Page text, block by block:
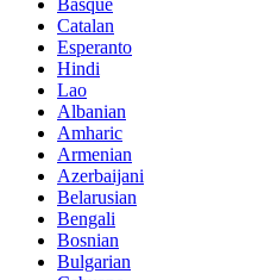
Catalan
Esperanto
Hindi
Lao
Albanian
Amharic
Armenian
Azerbaijani
Belarusian
Bengali
Bosnian
Bulgarian